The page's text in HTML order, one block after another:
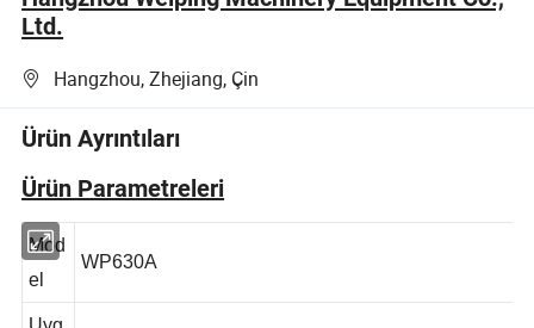
Ltd.
Hangzhou, Zhejiang, Çin
Ürün Ayrıntıları
Ürün Parametreleri
Mod
el